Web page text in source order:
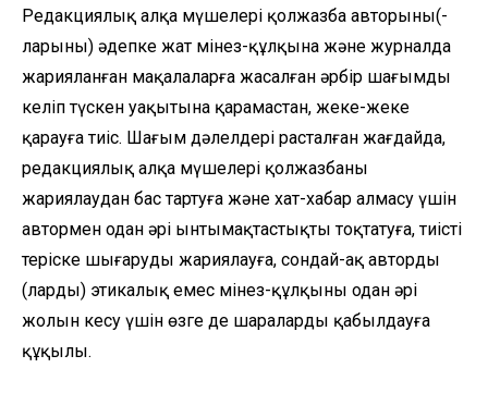
Редакциялық алқа мүшелері қолжазба авторының(-
ларының) әдепке жат мінез-құлқына және журналда
жарияланған мақалаларға жасалған әрбір шағымды
келіп түскен уақытына қарамастан, жеке-жеке
қарауға тиіс. Шағым дәлелдері расталған жағдайда,
редакциялық алқа мүшелері қолжазбаны
жариялаудан бас тартуға және хат-хабар алмасу үшін
автормен одан әрі ынтымақтастықты тоқтатуға, тиісті
теріске шығаруды жариялауға, сондай-ақ автордың
(лардың) этикалық емес мінез-құлқының одан әрі
жолын кесу үшін өзге де шараларды қабылдауға
құқылы.